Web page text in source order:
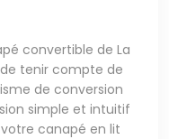
convertible de La
de tenir compte de
de conversion
simple et intuitif
canapé en lit